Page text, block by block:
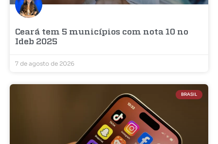
Ceará tem 5 municípios com nota 10 no
Ideb 2025
7 de agosto de 2026
BRASIL